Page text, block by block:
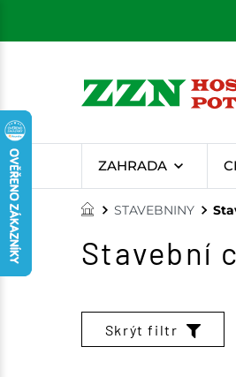
ZAHRADA
STAVEBNINY
Stavební
Skrýt filtr